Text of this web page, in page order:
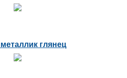
глянец